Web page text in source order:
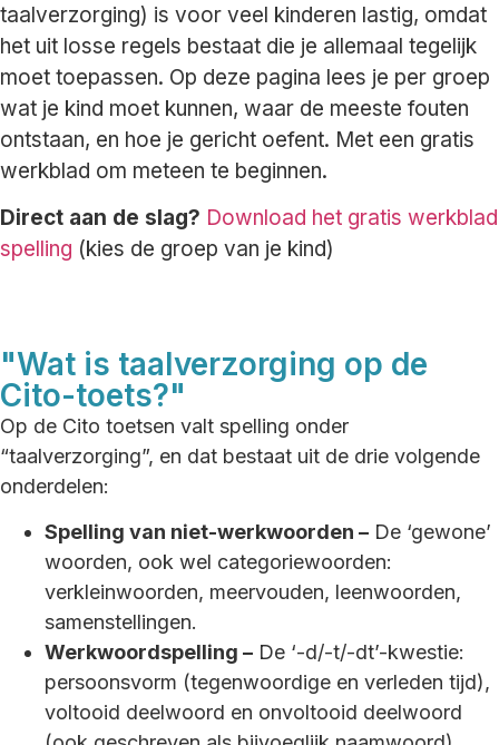
taalverzorging) is voor veel kinderen lastig, omdat
het uit losse regels bestaat die je allemaal tegelijk
moet toepassen. Op deze pagina lees je per groep
wat je kind moet kunnen, waar de meeste fouten
ontstaan, en hoe je gericht oefent. Met een gratis
werkblad om meteen te beginnen.
Direct aan de slag? Download het gratis werkblad
spelling (kies de groep van je kind)
"Wat is taalverzorging op de
Cito-toets?"
Op de Cito toetsen valt spelling onder
“taalverzorging”, en dat bestaat uit de drie volgende
onderdelen:
Spelling van niet-werkwoorden – De ‘gewone’
woorden, ook wel categoriewoorden:
verkleinwoorden, meervouden, leenwoorden,
samenstellingen.
Werkwoordspelling – De ‘-d/-t/-dt’-kwestie:
persoonsvorm (tegenwoordige en verleden tijd),
voltooid deelwoord en onvoltooid deelwoord